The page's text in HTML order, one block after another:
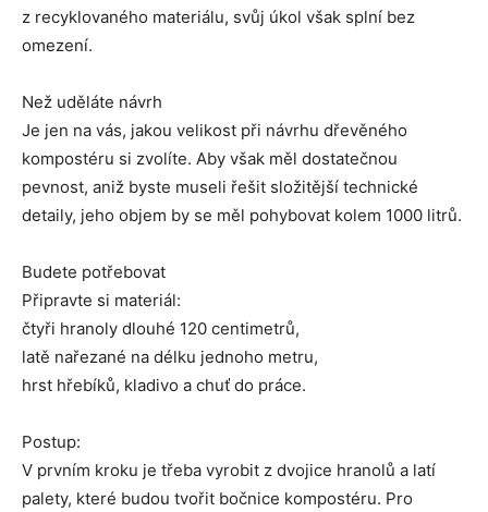
z recyklovaného materiálu, svůj úkol však splní bez
omezení.
Než uděláte návrh
Je jen na vás, jakou velikost při návrhu dřevěného
kompostéru si zvolíte. Aby však měl dostatečnou
pevnost, aniž byste museli řešit složitější technické
detaily, jeho objem by se měl pohybovat kolem 1000 litrů.
Budete potřebovat
Připravte si materiál:
čtyři hranoly dlouhé 120 centimetrů,
latě nařezané na délku jednoho metru,
hrst hřebíků, kladivo a chuť do práce.
Postup:
V prvním kroku je třeba vyrobit z dvojice hranolů a latí
palety, které budou tvořit bočnice kompostéru. Pro